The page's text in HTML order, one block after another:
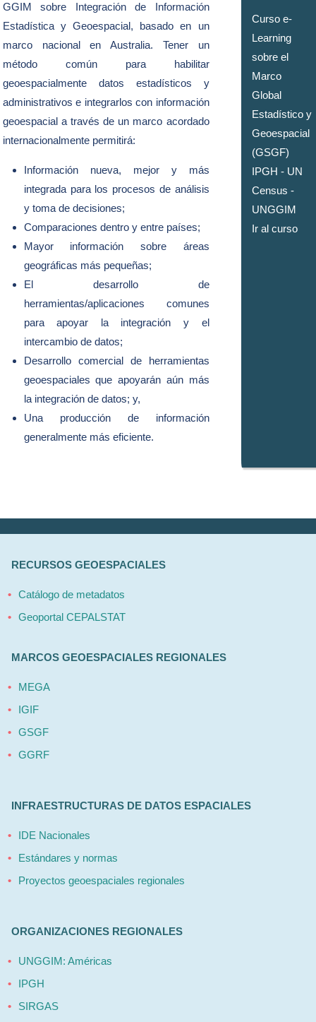
GGIM sobre Integración de Información
Estadística y Geoespacial, basado en un
marco nacional en Australia. Tener un
método común para habilitar
geoespacialmente datos estadísticos y
administrativos e integrarlos con información
geoespacial a través de un marco acordado
internacionalmente permitirá:
Información nueva, mejor y más
integrada para los procesos de análisis
y toma de decisiones;
Comparaciones dentro y entre países;
Mayor información sobre áreas
geográficas más pequeñas;
El desarrollo de
herramientas/aplicaciones comunes
para apoyar la integración y el
intercambio de datos;
Desarrollo comercial de herramientas
geoespaciales que apoyarán aún más
la integración de datos; y,
Una producción de información
generalmente más eficiente.
Curso e-
Learning
sobre el
Marco
Global
Estadístico y
Geoespacial
(GSGF)
IPGH - UN
Census -
UNGGIM
Ir al curso
RECURSOS GEOESPACIALES
Catálogo de metadatos
Geoportal CEPALSTAT
MARCOS GEOESPACIALES REGIONALES
MEGA
IGIF
GSGF
GGRF
INFRAESTRUCTURAS DE DATOS ESPACIALES
IDE Nacionales
Estándares y normas
Proyectos geoespaciales regionales
ORGANIZACIONES REGIONALES
UNGGIM: Américas
IPGH
SIRGAS